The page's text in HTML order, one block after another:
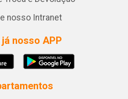
nosso Intranet
já nosso APP